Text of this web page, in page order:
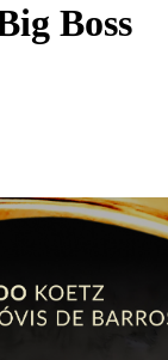
Boss